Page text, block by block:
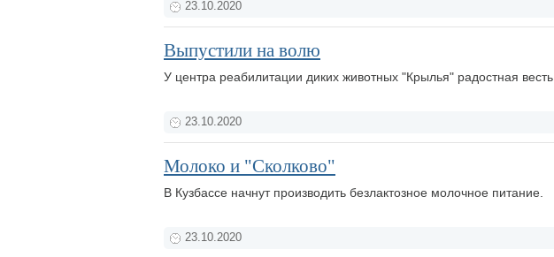
23.10.2020
Выпустили на волю
У центра реабилитации диких животных "Крылья" радостная весть.
23.10.2020
Молоко и "Сколково"
В Кузбассе начнут производить безлактозное молочное питание.
23.10.2020